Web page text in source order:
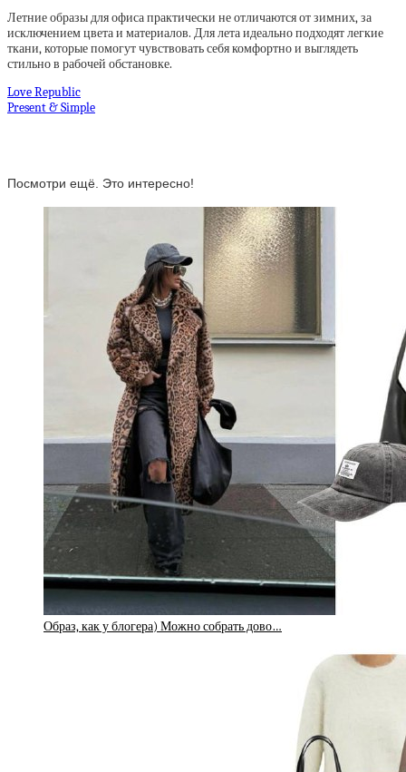
Летние образы для офиса практически не отличаются от зимних, за
исключением цвета и материалов. Для лета идеально подходят легкие
ткани, которые помогут чувствовать себя комфортно и выглядеть
стильно в рабочей обстановке.
Love Republic
Present & Simple
Посмотри ещё. Это интересно!
Образ, как у блогера) Можно собрать дово…